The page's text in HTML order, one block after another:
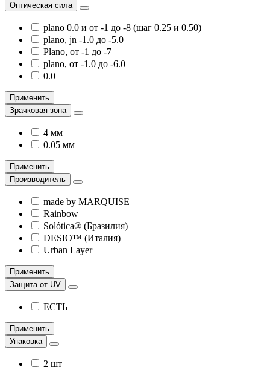
Оптическая сила
plano 0.0 и от -1 до -8 (шаг 0.25 и 0.50)
plano, jn -1.0 до -5.0
Plano, от -1 до -7
plano, от -1.0 до -6.0
0.0
Применить
Зрачковая зона
4 мм
0.05 мм
Применить
Производитель
made by MARQUISE
Rainbow
Solótica® (Бразилия)
DESIO™ (Италия)
Urban Layer
Применить
Защита от UV
ЕСТЬ
Применить
Упаковка
2 шт